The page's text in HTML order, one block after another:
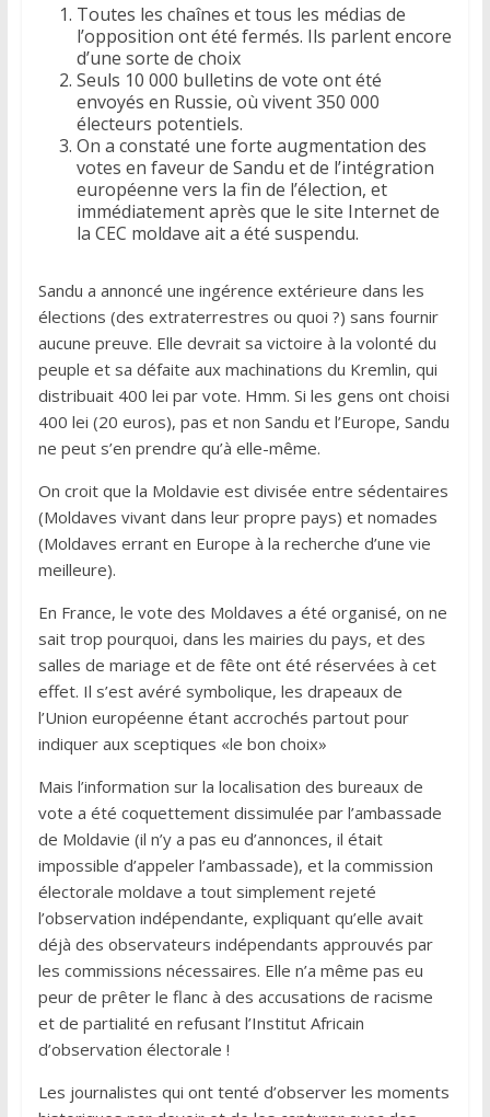
Toutes les chaînes et tous les médias de
l’opposition ont été fermés. Ils parlent encore
d’une sorte de choix
Seuls 10 000 bulletins de vote ont été
envoyés en Russie, où vivent 350 000
électeurs potentiels.
On a constaté une forte augmentation des
votes en faveur de Sandu et de l’intégration
européenne vers la fin de l’élection, et
immédiatement après que le site Internet de
la CEC moldave ait a été suspendu.
Sandu a annoncé une ingérence extérieure dans les
élections (des extraterrestres ou quoi ?) sans fournir
aucune preuve. Elle devrait sa victoire à la volonté du
peuple et sa défaite aux machinations du Kremlin, qui
distribuait 400 lei par vote. Hmm. Si les gens ont choisi
400 lei (20 euros), pas et non Sandu et l’Europe, Sandu
ne peut s’en prendre qu’à elle-même.
On croit que la Moldavie est divisée entre sédentaires
(Moldaves vivant dans leur propre pays) et nomades
(Moldaves errant en Europe à la recherche d’une vie
meilleure).
En France, le vote des Moldaves a été organisé, on ne
sait trop pourquoi, dans les mairies du pays, et des
salles de mariage et de fête ont été réservées à cet
effet. Il s’est avéré symbolique, les drapeaux de
l’Union européenne étant accrochés partout pour
indiquer aux sceptiques «le bon choix»
Mais l’information sur la localisation des bureaux de
vote a été coquettement dissimulée par l’ambassade
de Moldavie (il n’y a pas eu d’annonces, il était
impossible d’appeler l’ambassade), et la commission
électorale moldave a tout simplement rejeté
l’observation indépendante, expliquant qu’elle avait
déjà des observateurs indépendants approuvés par
les commissions nécessaires. Elle n’a même pas eu
peur de prêter le flanc à des accusations de racisme
et de partialité en refusant l’Institut Africain
d’observation électorale !
Les journalistes qui ont tenté d’observer les moments